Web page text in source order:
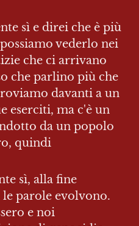
sì e direi che è più
vederlo nei
che ci arrivano
che parlino più che
davanti a un
eserciti, ma c'è un
da un popolo
quindi
sì, alla fine
parole evolvono.
e noi